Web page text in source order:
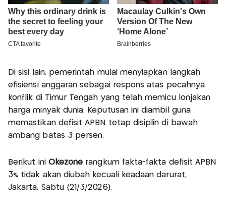
Di sisi lain, pemerintah mulai menyiapkan langkah
efisiensi anggaran sebagai respons atas pecahnya
konflik di Timur Tengah yang telah memicu lonjakan
harga minyak dunia. Keputusan ini diambil guna
memastikan defisit APBN tetap disiplin di bawah
ambang batas 3 persen.
Berikut ini Okezone rangkum fakta-fakta defisit APBN
3% tidak akan diubah kecuali keadaan darurat,
Jakarta, Sabtu (21/3/2026).